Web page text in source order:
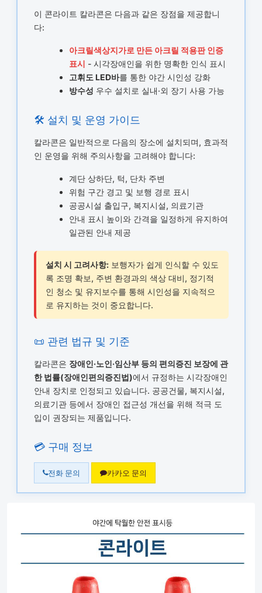
이 콘라이트 칼라콘은 다음과 같은 장점을 제공합니
다:
아크릴색상지가로 만든 아크릴 적용판 인증
표시 - 시각장애인을 위한 명확한 인식 표시
고휘도 LED바를 통한 야간 시인성 강화
방수성 우수 설치로 실내·외 장기 사용 가능
🛠️ 설치 및 운영 가이드
칼라콘은 일반적으로 다음의 장소에 설치되며, 효과적
인 운영을 위해 주의사항을 고려해야 합니다:
계단 상하단, 턱, 단차 주변
위험 구간 경고 및 보행 경로 표시
공공시설 출입구, 복지시설, 의료기관
안내 표시 높이와 간격을 일정하게 유지하여
일관된 안내 제공
설치 시 고려사항:보행자가 쉽게 인식할 수 있도
록 조명 확보, 주변 환경과의 색상 대비, 정기적
인 청소 및 유지보수를 통해 시인성을 지속적으
로 유지하는 것이 중요합니다.
📜 관련 법규 및 기준
칼라콘은 장애인·노인·임산부 등의 편의증진 보장에 관
한 법률(장애인편의증진법)에서 규정하는 시각장애인
안내 장치로 인정되고 있습니다. 공공건물, 복지시설,
의료기관 등에서 장애인 접근성 개선을 위해 적극 도
입이 권장되는 제품입니다.
💳 구매 정보
전화 문의 카카오 문의